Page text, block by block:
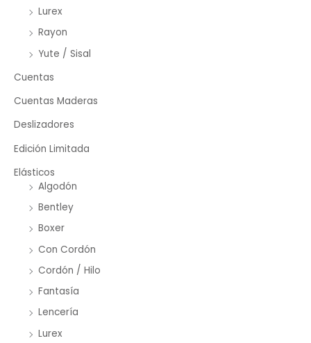
Lurex
Rayon
Yute / Sisal
Cuentas
Cuentas Maderas
Deslizadores
Edición Limitada
Elásticos
Algodón
Bentley
Boxer
Con Cordón
Cordón / Hilo
Fantasía
Lencería
Lurex